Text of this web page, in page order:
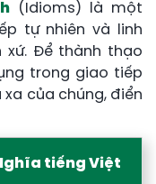
(Idioms) là một
tự nhiên và linh
xứ. Để thành thạo
trong giao tiếp
xa của chúng, điển
tiếng Việt